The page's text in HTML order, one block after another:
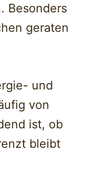
Besonders
geraten
und
von
ist, ob
bleibt